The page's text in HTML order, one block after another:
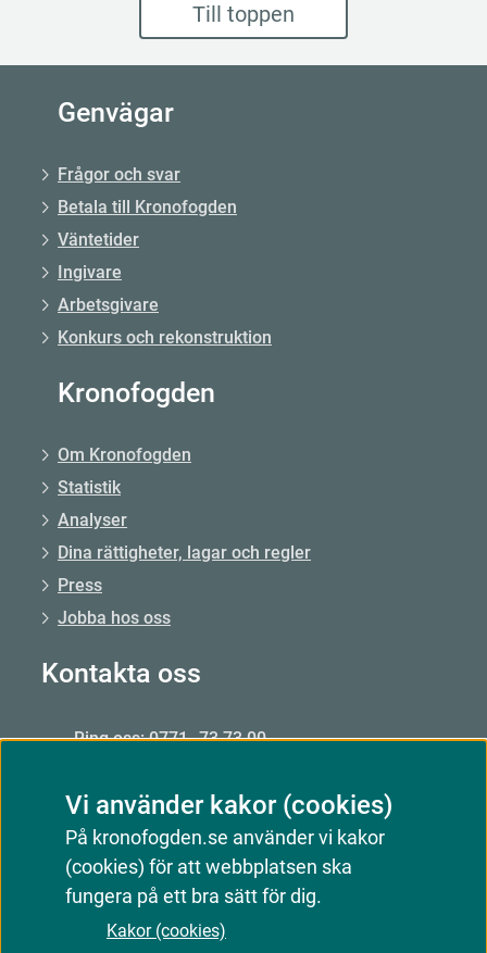
Till toppen
Vi använder kakor (cookies)
På kronofogden.se använder vi kakor
(cookies) för att webbplatsen ska
fungera på ett bra sätt för dig.
Kakor (cookies)
Genvägar
Frågor och svar
Betala till Kronofogden
Väntetider
Ingivare
Arbetsgivare
Konkurs och rekonstruktion
Kronofogden
Om Kronofogden
Statistik
Analyser
Dina rättigheter, lagar och regler
Press
Jobba hos oss
Kontakta oss
Ring oss: 0771–73 73 00
Öppet: mån–fre 09.00–15.00
Mejla oss
Kontakta oss